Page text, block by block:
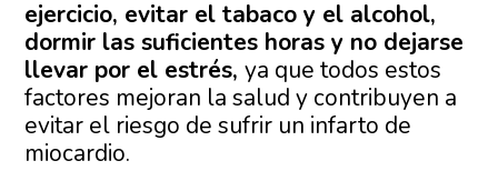
ejercicio, evitar el tabaco y el alcohol,
dormir las suficientes horas y no dejarse
llevar por el estrés,ya que todos estos
factores mejoran la salud y contribuyen a
evitar el riesgo de sufrir un infarto de
miocardio.